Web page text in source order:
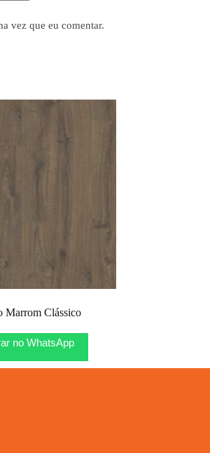
vez que eu comentar.
Marrom Clássico
no WhatsApp